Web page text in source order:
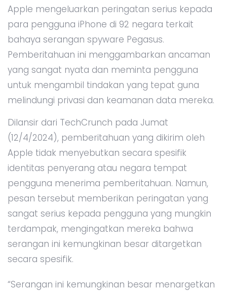
Apple mengeluarkan peringatan serius kepada
para pengguna iPhone di 92 negara terkait
bahaya serangan spyware Pegasus.
Pemberitahuan ini menggambarkan ancaman
yang sangat nyata dan meminta pengguna
untuk mengambil tindakan yang tepat guna
melindungi privasi dan keamanan data mereka.
Dilansir dari TechCrunch pada Jumat
(12/4/2024), pemberitahuan yang dikirim oleh
Apple tidak menyebutkan secara spesifik
identitas penyerang atau negara tempat
pengguna menerima pemberitahuan. Namun,
pesan tersebut memberikan peringatan yang
sangat serius kepada pengguna yang mungkin
terdampak, mengingatkan mereka bahwa
serangan ini kemungkinan besar ditargetkan
secara spesifik.
“Serangan ini kemungkinan besar menargetkan